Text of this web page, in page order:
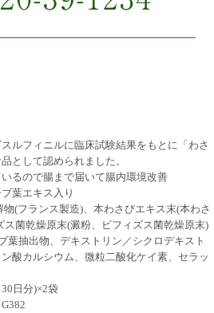
ルフィニルに臨床試験結果をもとに「わさ
として認められました。
るので腸まで届いて腸内環境改善
葉エキス入り
(フランス製造)、本わさびエキス末(本わさ
菌乾燥原末(澱粉、ビフィズス菌乾燥原末)
葉抽出物、デキストリン／シクロデキスト
酸カルシウム、微粒二酸化ケイ素、セラッ
日分)×2袋